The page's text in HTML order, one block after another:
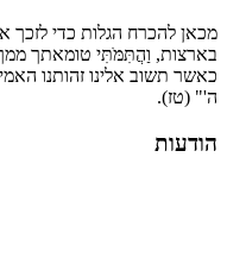
מכאן להכרח הגלות כדי לזכך
בארצות, וַהֲתִּמֹּתִּי טומאתך
כאשר תשוב אלינו זהותנו
ה'" (טז).
הודעות